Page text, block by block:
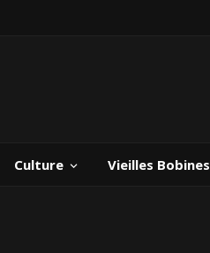
Culture Vieilles Bobines